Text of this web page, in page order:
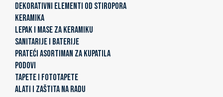
DEKORATIVNI ELEMENTI OD STIROPORA
KERAMIKA
LEPAK I MASE ZA KERAMIKU
SANITARIJE I BATERIJE
PRATEĆI ASORTIMAN ZA KUPATILA
PODOVI
TAPETE I FOTOTAPETE
ALATI I ZAŠTITA NA RADU